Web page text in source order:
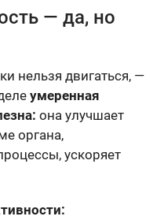
— да, но
нельзя двигаться, —
умеренная
она улучшает
органа,
ускоряет